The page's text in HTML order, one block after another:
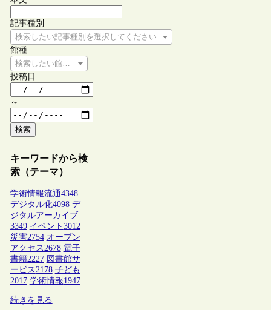
記事種別
検索したい記事種別を選択してください
館種
検索したい館種を選択してください
投稿日
～
検索
キーワードから検
索（テーマ）
学術情報流通4348
デジタル化4098 デ
ジタルアーカイブ
3349 イベント 3012
災害2754 オープン
アクセス2678 電子
書籍2227 図書館サ
ービス2178 子ども
2017 学術情報1947
続きを見る